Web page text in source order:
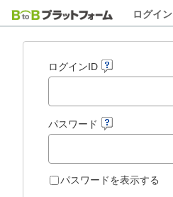
ログイン
ログインID
パスワード
パスワードを表示する